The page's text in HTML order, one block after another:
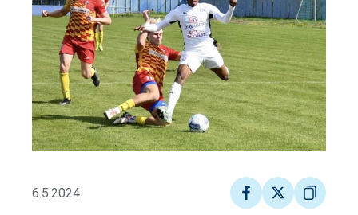
6.5.2024